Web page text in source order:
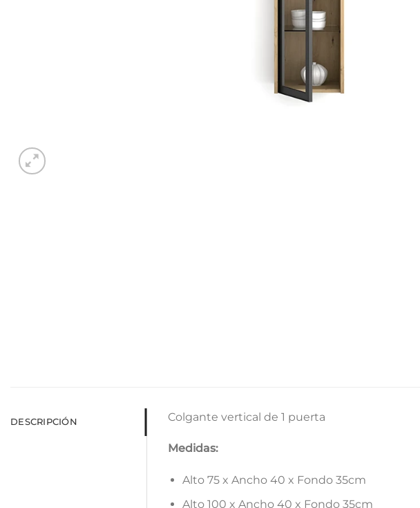
DESCRIPCIÓN Colgante vertical de 1 puerta
Medidas:
Alto 75 x Ancho 40 x Fondo 35cm
Alto 100 x Ancho 40 x Fondo 35cm